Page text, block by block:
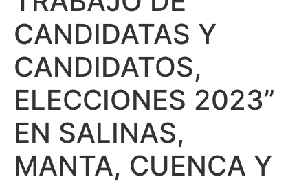
CANDIDATAS Y
CANDIDATOS,
ELECCIONES 2023”
EN SALINAS,
MANTA, CUENCA Y